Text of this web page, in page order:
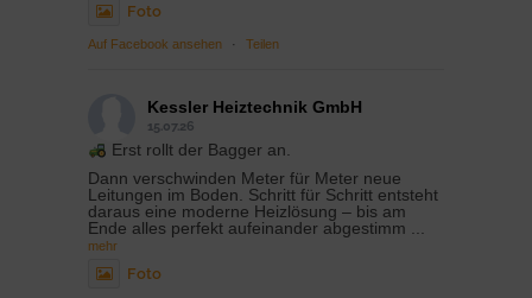
Foto
Auf Facebook ansehen · Teilen
Kessler Heiztechnik GmbH
15.07.26
Erst rollt der Bagger an.
Dann verschwinden Meter für Meter neue
Leitungen im Boden. Schritt für Schritt entsteht
daraus eine moderne Heizlösung – bis am
Ende alles perfekt aufeinander abgestimm ...
mehr
Foto